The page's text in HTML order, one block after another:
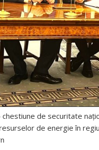
de securitate
de energie în